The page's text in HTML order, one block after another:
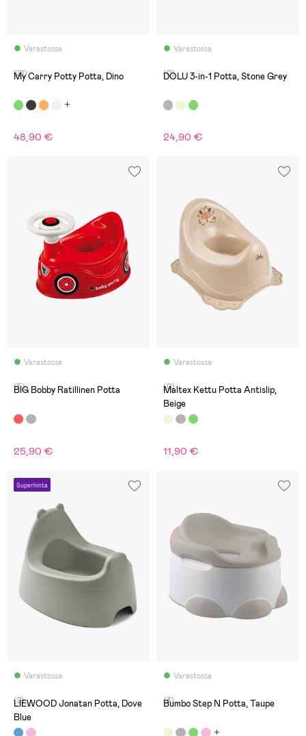
Varastossa
(21)
My Carry Potty Potta, Dino
48,90 €
Varastossa
(0)
DOLU 3-in-1 Potta, Stone Grey
24,90 €
Varastossa
(5)
BIG Bobby Ratillinen Potta
25,90 €
Varastossa
(0)
Maltex Kettu Potta Antislip,
Beige
11,90 €
Superhinta
Varastossa
(2)
LIEWOOD Jonatan Potta, Dove
Blue
Varastossa
(3)
Bumbo Step N Potta, Taupe